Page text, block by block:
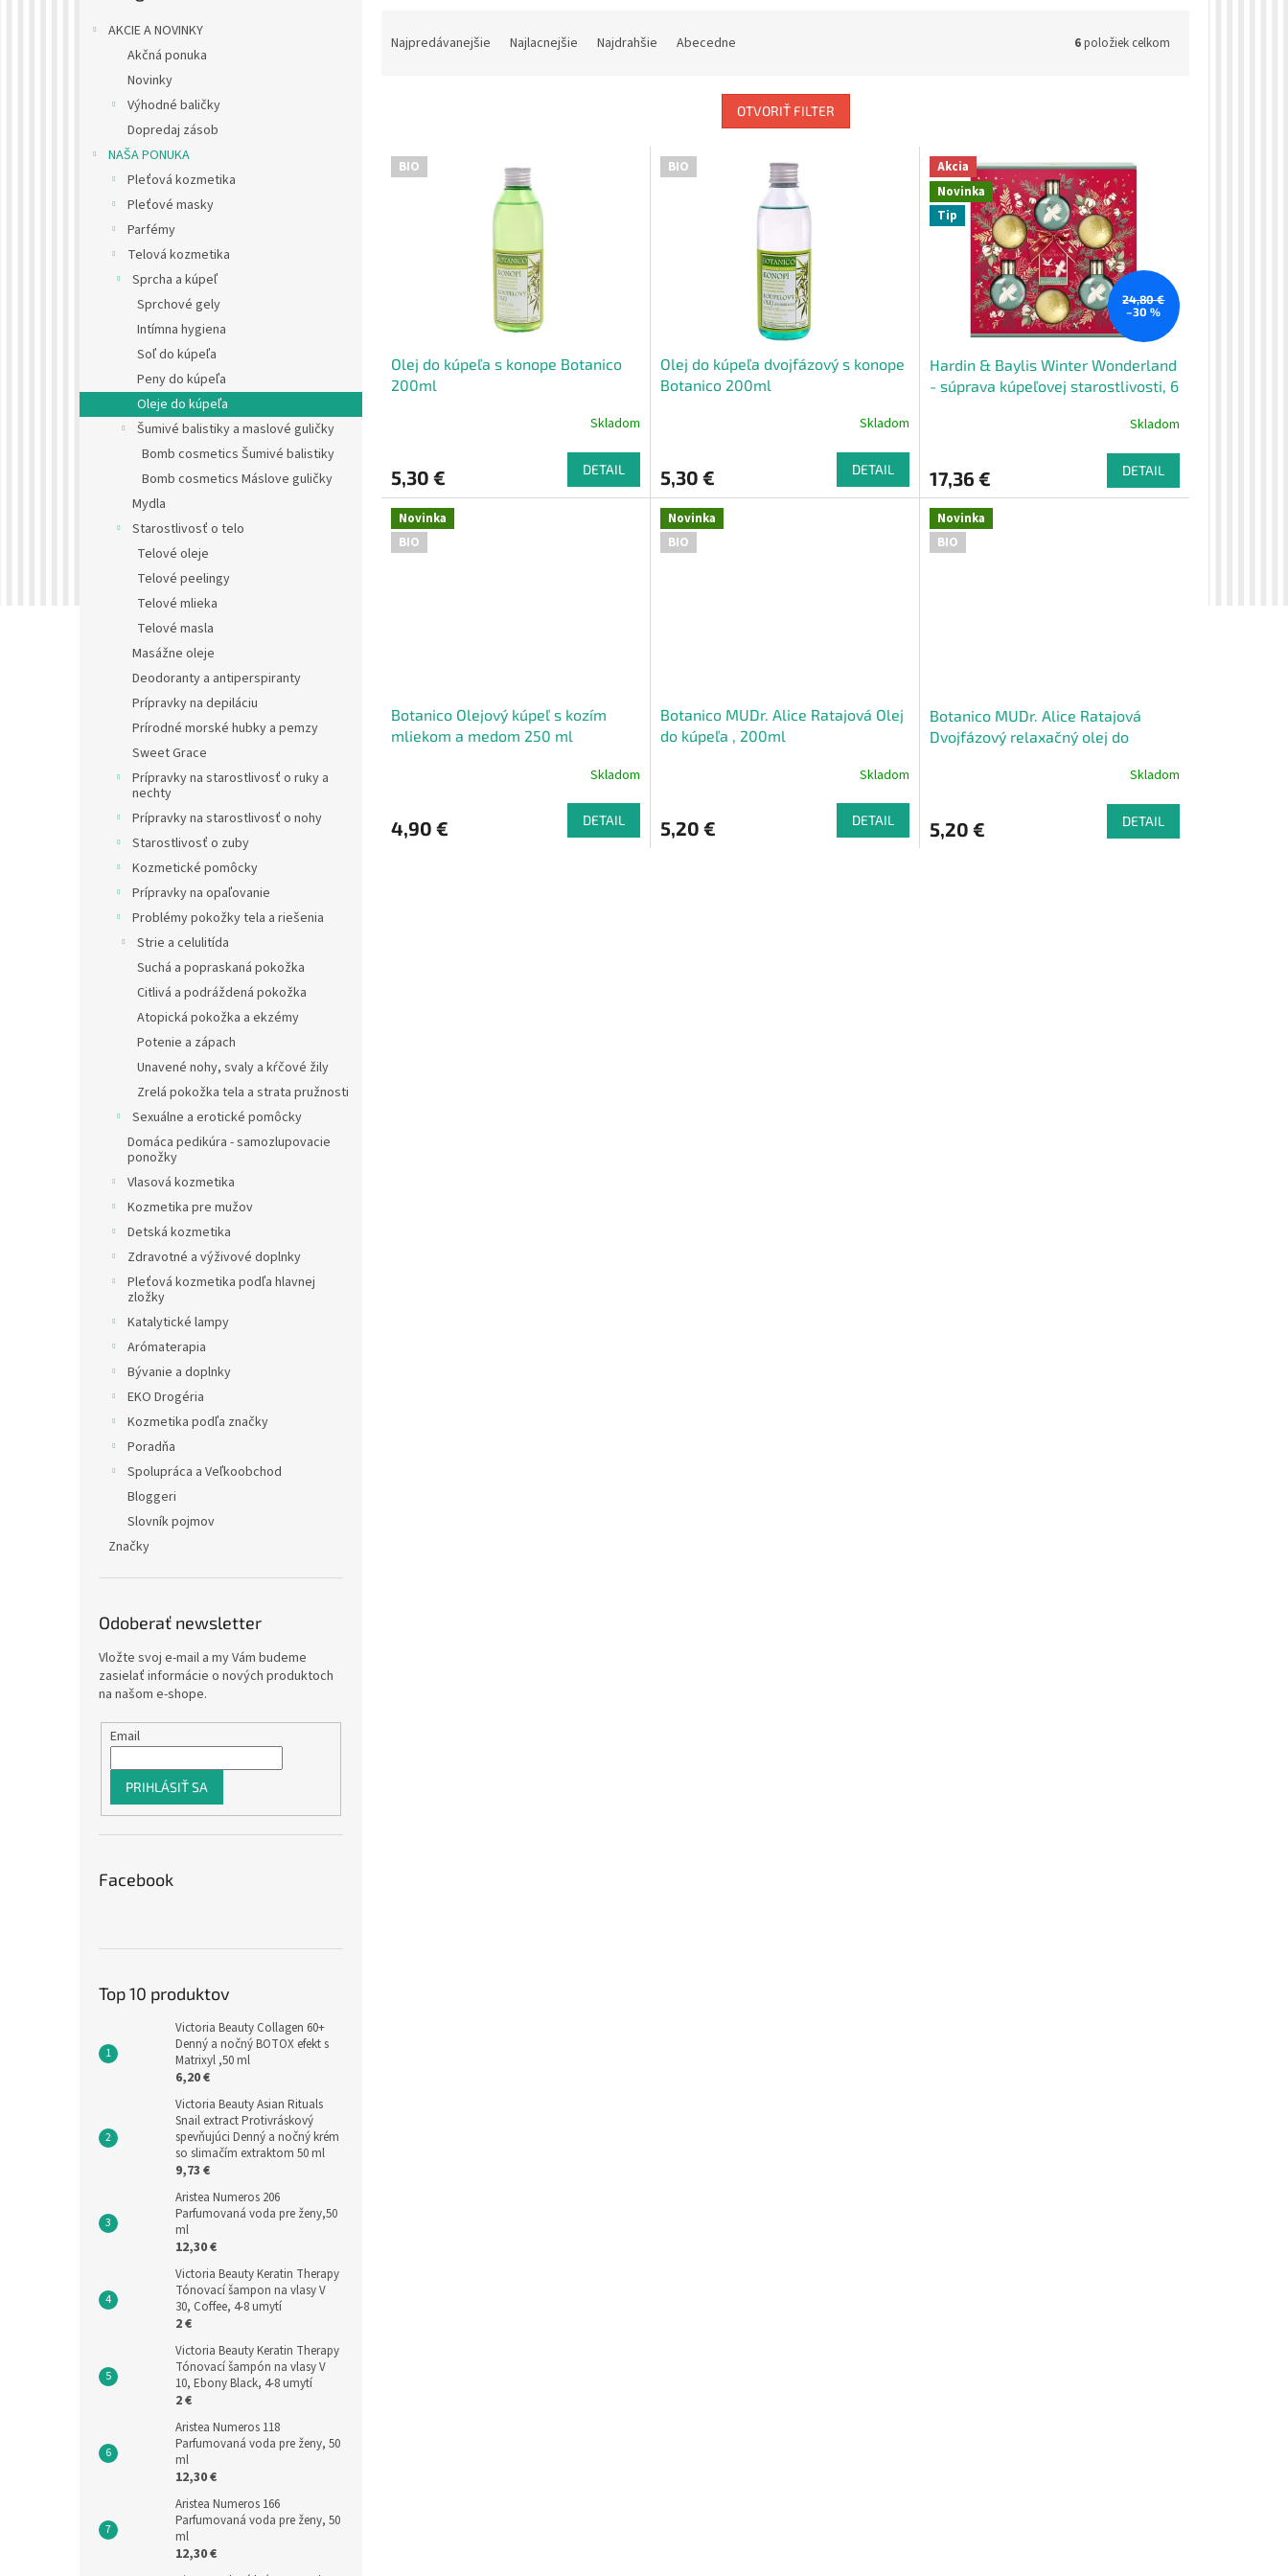
AKCIE A NOVINKY
Akčná ponuka
Novinky
Výhodné baličky
Dopredaj zásob
NAŠA PONUKA
Pleťová kozmetika
Pleťové masky
Parfémy
Telová kozmetika
Sprcha a kúpeľ
Sprchové gely
Intímna hygiena
Soľ do kúpeľa
Peny do kúpeľa
Oleje do kúpeľa
Šumivé balistiky a maslové guličky
Bomb cosmetics Šumivé balistiky
Bomb cosmetics Máslove guličky
Mydla
Starostlivosť o telo
Telové oleje
Telové peelingy
Telové mlieka
Telové masla
Masážne oleje
Deodoranty a antiperspiranty
Prípravky na depiláciu
Prírodné morské hubky a pemzy
Sweet Grace
Prípravky na starostlivosť o ruky a
nechty
Prípravky na starostlivosť o nohy
Starostlivosť o zuby
Kozmetické pomôcky
Prípravky na opaľovanie
Problémy pokožky tela a riešenia
Strie a celulitída
Suchá a popraskaná pokožka
Citlivá a podráždená pokožka
Atopická pokožka a ekzémy
Potenie a zápach
Unavené nohy, svaly a kŕčové žily
Zrelá pokožka tela a strata pružnosti
Sexuálne a erotické pomôcky
Domáca pedikúra - samozlupovacie
ponožky
Vlasová kozmetika
Kozmetika pre mužov
Detská kozmetika
Zdravotné a výživové doplnky
Pleťová kozmetika podľa hlavnej
zložky
Katalytické lampy
Arómaterapia
Bývanie a doplnky
EKO Drogéria
Kozmetika podľa značky
Poradňa
Spolupráca a Veľkoobchod
Bloggeri
Slovník pojmov
Značky
Odoberať newsletter
Vložte svoj e-mail a my Vám budeme
zasielať informácie o nových produktoch
na našom e-shope.
Email
PRIHLÁSIŤ SA
Facebook
Top 10 produktov
Victoria Beauty Collagen 60+
Denný a nočný BOTOX efekt s
Matrixyl ,50 ml
6,20 €
Victoria Beauty Asian Rituals
Snail extract Protivráskový
spevňujúci Denný a nočný krém
so slimačím extraktom 50 ml
9,73 €
Aristea Numeros 206
Parfumovaná voda pre ženy,50
ml
12,30 €
Victoria Beauty Keratin Therapy
Tónovací šampon na vlasy V
30, Coffee, 4-8 umytí
2 €
Victoria Beauty Keratin Therapy
Tónovací šampón na vlasy V
10, Ebony Black, 4-8 umytí
2 €
Aristea Numeros 118
Parfumovaná voda pre ženy, 50
ml
12,30 €
Aristea Numeros 166
Parfumovaná voda pre ženy, 50
ml
12,30 €
Najpredávanejšie Najlacnejšie Najdrahšie Abecedne 6položiek celkom
OTVORIŤ FILTER
V BIO
Olej do kúpeľa s konope Botanico
200ml
Skladom
5,30 € DETAIL
BIO
Olej do kúpeľa dvojfázový s konope
Botanico 200ml
Skladom
5,30 € DETAIL
Akcia
Novinka
Tip
24,80 €
–30 %
Hardin & Baylis Winter Wonderland
- súprava kúpeľovej starostlivosti, 6
Skladom
17,36 € DETAIL
Novinka
BIO
Botanico Olejový kúpeľ s kozím
mliekom a medom 250 ml
Skladom
4,90 € DETAIL
Novinka
BIO
Botanico MUDr. Alice Ratajová Olej
do kúpeľa , 200ml
Skladom
5,20 € DETAIL
Novinka
BIO
Botanico MUDr. Alice Ratajová
Dvojfázový relaxačný olej do
Skladom
5,20 € DETAIL